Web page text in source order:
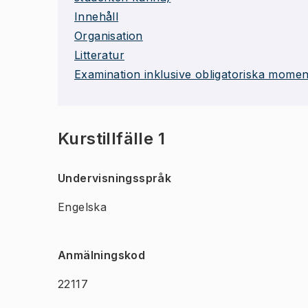
Innehåll
Organisation
Litteratur
Examination inklusive obligatoriska
Kurstillfälle 1
Undervisningsspråk
Engelska
Anmälningskod
22117